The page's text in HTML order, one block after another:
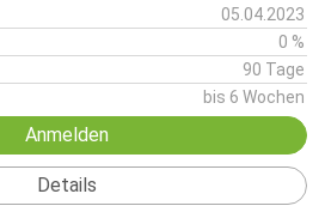
05.04.2023
0 %
90 Tage
bis 6 Wochen
Anmelden
Details